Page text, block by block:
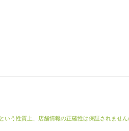
いう性質上、店舗情報の正確性は保証されませ